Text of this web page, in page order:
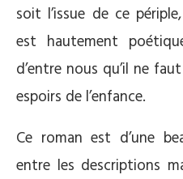
soit l’issue de ce
est hautement
d’entre nous qu’il ne
espoirs de l’enfance.
Ce roman est d’une
entre les descriptions